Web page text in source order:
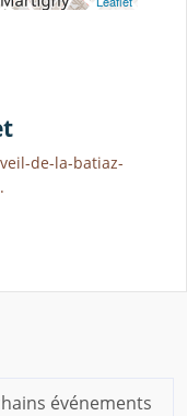
de-la-batiaz-
événements